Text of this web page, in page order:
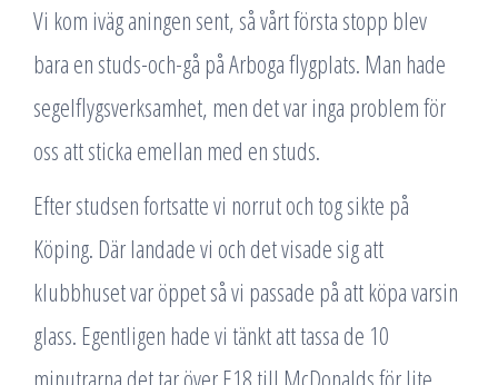
Vi kom iväg aningen sent, så vårt första stopp blev
bara en studs-och-gå på Arboga flygplats. Man hade
segelflygsverksamhet, men det var inga problem för
oss att sticka emellan med en studs.
Efter studsen fortsatte vi norrut och tog sikte på
Köping. Där landade vi och det visade sig att
klubbhuset var öppet så vi passade på att köpa varsin
glass. Egentligen hade vi tänkt att tassa de 10
minutrarna det tar över E18 till McDonalds för lite